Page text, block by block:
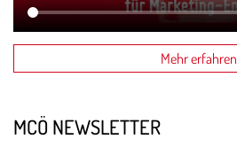
Mehr erfahren
MCÖ NEWSLETTER